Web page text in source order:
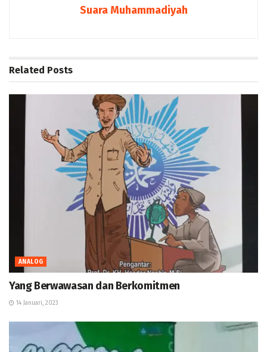
Suara Muhammadiyah
Related Posts
ANALOG
Yang Berwawasan dan Berkomitmen
14 Januari, 2023